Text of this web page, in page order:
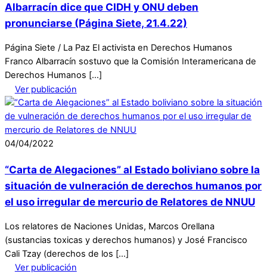
Albarracín dice que CIDH y ONU deben
pronunciarse (Página Siete, 21.4.22)
Página Siete / La Paz El activista en Derechos Humanos
Franco Albarracín sostuvo que la Comisión Interamericana de
Derechos Humanos […]
Ver publicación
04/04/2022
“Carta de Alegaciones” al Estado boliviano sobre la
situación de vulneración de derechos humanos por
el uso irregular de mercurio de Relatores de NNUU
Los relatores de Naciones Unidas, Marcos Orellana
(sustancias toxicas y derechos humanos) y José Francisco
Cali Tzay (derechos de los […]
Ver publicación